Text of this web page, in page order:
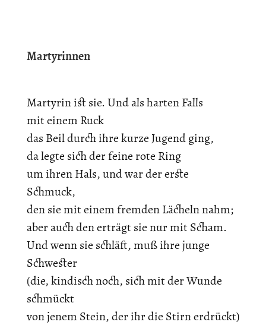
Martyrinnen
Martyrin ist sie. Und als harten Falls
mit einem Ruck
das Beil durch ihre kurze Jugend ging,
da legte sich der feine rote Ring
um ihren Hals, und war der erste
Schmuck,
den sie mit einem fremden Lächeln nahm;
aber auch den erträgt sie nur mit Scham.
Und wenn sie schläft, muß ihre junge
Schwester
(die, kindisch noch, sich mit der Wunde
schmückt
von jenem Stein, der ihr die Stirn erdrückt)